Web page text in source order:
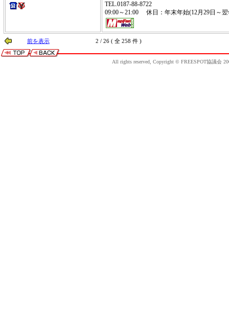
TEL.0187-88-8722
09:00～21:00 休日：年末年始(12月29日～翌
前を表示 2 / 26 ( 全 258 件 )
All rights reserved, Copyright © FREESPOT協議会